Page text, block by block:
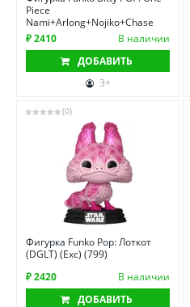
Piece
Nami+Arlong+Nojiko+Chase
₽ 2410
В наличии
ДОБАВИТЬ
3+
(0)
Фигурка Funko Pop: Лоткот
(DGLT) (Exc) (799)
₽ 2420
В наличии
ДОБАВИТЬ